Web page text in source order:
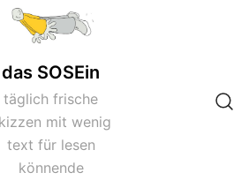
das SOSEin
täglich frische
mit wenig
text für lesen
könnende